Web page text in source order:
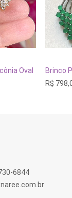
CARRINHO
Oval
Brinco
R$
6844